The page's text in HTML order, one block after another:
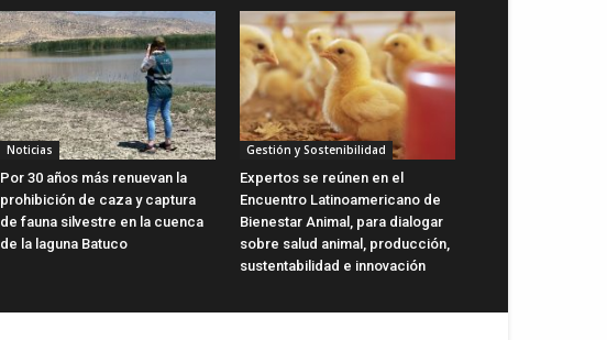
Noticias
Por 30 años más renuevan la
prohibición de caza y captura
de fauna silvestre en la cuenca
de la laguna Batuco
Gestión y Sostenibilidad
Expertos se reúnen en el
Encuentro Latinoamericano de
Bienestar Animal, para dialogar
sobre salud animal, producción,
sustentabilidad e innovación